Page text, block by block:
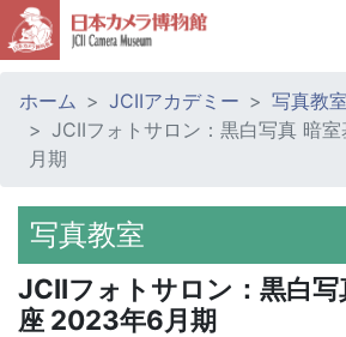
ホーム JCIIアカデミー
写真教室
JCIIフォトサロン：黒白写真 暗
月期
写真教室
JCIIフォトサロン：黒白写
座 2023年6月期